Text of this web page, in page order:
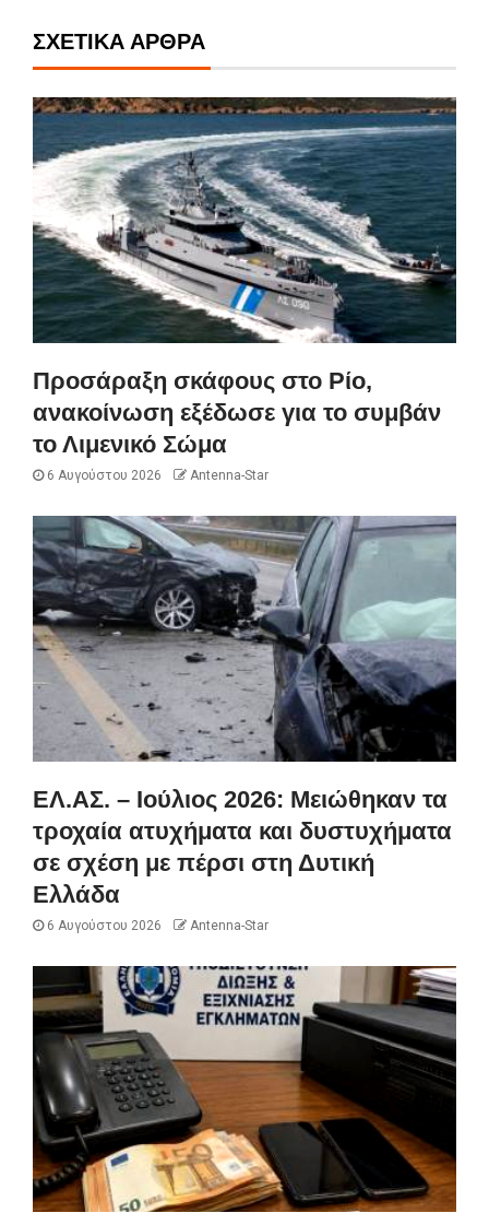
ΣΧΕΤΙΚΆ ΆΡΘΡΑ
Προσάραξη σκάφους στο Ρίο,
ανακοίνωση εξέδωσε για το συμβάν
το Λιμενικό Σώμα
6 Αυγούστου 2026 Antenna-Star
ΕΛ.ΑΣ. – Ιούλιος 2026: Μειώθηκαν τα
τροχαία ατυχήματα και δυστυχήματα
σε σχέση με πέρσι στη Δυτική
Ελλάδα
6 Αυγούστου 2026 Antenna-Star